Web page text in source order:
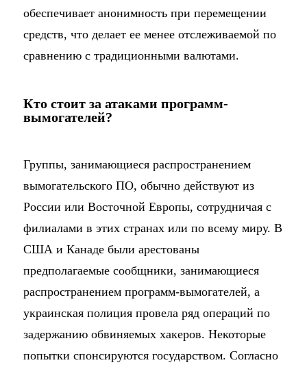
обеспечивает анонимность при перемещении
средств, что делает ее менее отслеживаемой по
сравнению с традиционными валютами.
Кто стоит за атаками программ-
вымогателей?
Группы, занимающиеся распространением
вымогательского ПО, обычно действуют из
России или Восточной Европы, сотрудничая с
филиалами в этих странах или по всему миру. В
США и Канаде были арестованы
предполагаемые сообщники, занимающиеся
распространением программ-вымогателей, а
украинская полиция провела ряд операций по
задержанию обвиняемых хакеров. Некоторые
попытки спонсируются государством. Согласно